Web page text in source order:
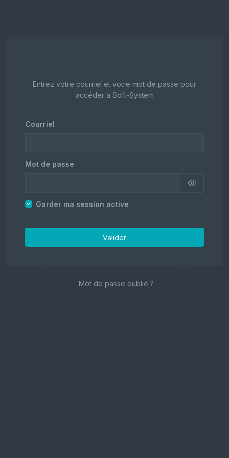
Entrez votre courriel et votre mot de passe pour
accéder à Soft-System
Courriel
Mot de passe
Garder ma session active
Valider
Mot de passe oublié ?